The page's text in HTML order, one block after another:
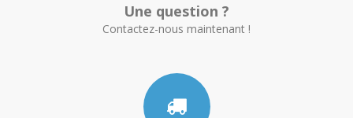
Une question ?
Contactez-nous maintenant !